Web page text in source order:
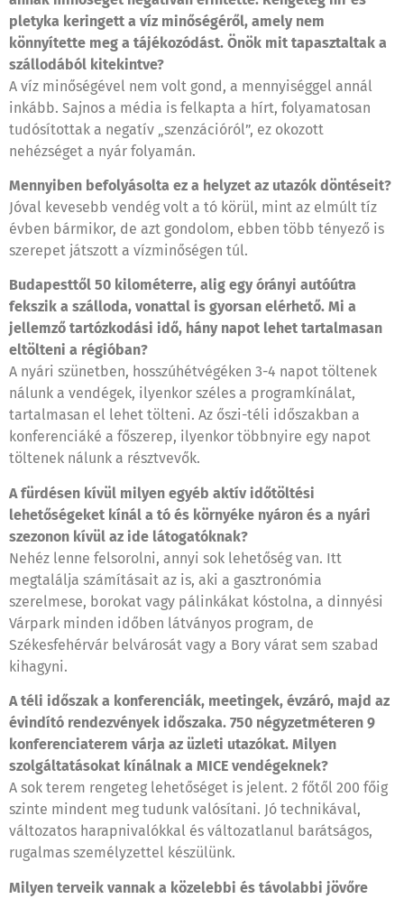
pletyka keringett a víz minőségéről, amely nem
könnyítette meg a tájékozódást. Önök mit tapasztaltak a
szállodából kitekintve?
A víz minőségével nem volt gond, a mennyiséggel annál
inkább. Sajnos a média is felkapta a hírt, folyamatosan
tudósítottak a negatív „szenzációról”, ez okozott
nehézséget a nyár folyamán.
Mennyiben befolyásolta ez a helyzet az utazók döntéseit?
Jóval kevesebb vendég volt a tó körül, mint az elmúlt tíz
évben bármikor, de azt gondolom, ebben több tényező is
szerepet játszott a vízminőségen túl.
Budapesttől 50 kilométerre, alig egy órányi autóútra
fekszik a szálloda, vonattal is gyorsan elérhető. Mi a
jellemző tartózkodási idő, hány napot lehet tartalmasan
eltölteni a régióban?
A nyári szünetben, hosszúhétvégéken 3-4 napot töltenek
nálunk a vendégek, ilyenkor széles a programkínálat,
tartalmasan el lehet tölteni. Az őszi-téli időszakban a
konferenciáké a főszerep, ilyenkor többnyire egy napot
töltenek nálunk a résztvevők.
A fürdésen kívül milyen egyéb aktív időtöltési
lehetőségeket kínál a tó és környéke nyáron és a nyári
szezonon kívül az ide látogatóknak?
Nehéz lenne felsorolni, annyi sok lehetőség van. Itt
megtalálja számításait az is, aki a gasztronómia
szerelmese, borokat vagy pálinkákat kóstolna, a dinnyési
Várpark minden időben látványos program, de
Székesfehérvár belvárosát vagy a Bory várat sem szabad
kihagyni.
A téli időszak a konferenciák, meetingek, évzáró, majd az
évindító rendezvények időszaka. 750 négyzetméteren 9
konferenciaterem várja az üzleti utazókat. Milyen
szolgáltatásokat kínálnak a MICE vendégeknek?
A sok terem rengeteg lehetőséget is jelent. 2 főtől 200 főig
szinte mindent meg tudunk valósítani. Jó technikával,
változatos harapnivalókkal és változatlanul barátságos,
rugalmas személyzettel készülünk.
Milyen terveik vannak a közelebbi és távolabbi jövőre